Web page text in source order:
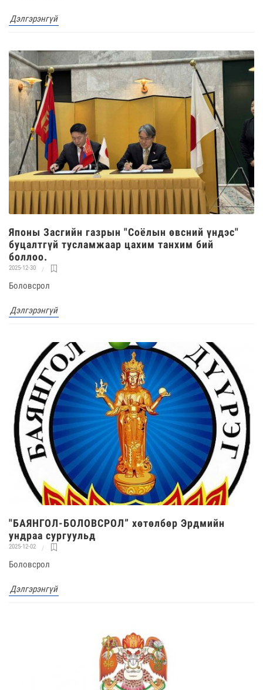
Дэлгэрэнгүй
Японы Засгийн газрын "Соёлын өвсний үндэс"
буцалтгүй тусламжаар цахим танхим бий
боллоо.
2025-12-30
Боловсрол
Дэлгэрэнгүй
"БАЯНГОЛ-БОЛОВСРОЛ” хөтөлбөр Эрдмийн
ундраа сургуульд
2025-12-02
Боловсрол
Дэлгэрэнгүй